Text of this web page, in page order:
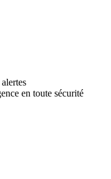
en toute sécurité